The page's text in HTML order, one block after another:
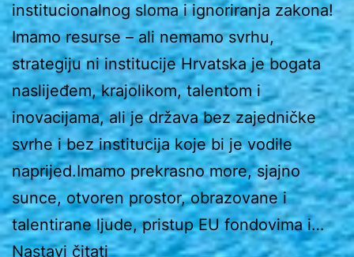
institucionalnog sloma i ignoriranja zakona!
Imamo resurse – ali nemamo svrhu,
strategiju ni institucije Hrvatska je bogata
naslijeđem, krajolikom, talentom i
inovacijama, ali je država bez zajedničke
svrhe i bez institucija koje bi je vodile
naprijed.Imamo prekrasno more, sjajno
sunce, otvoren prostor, obrazovane i
talentirane ljude, pristup EU fondovima i…
Nastavi čitatiZAŠTO